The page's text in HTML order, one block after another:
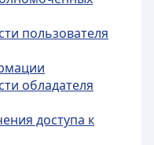
пользователя
обладателя
доступа к